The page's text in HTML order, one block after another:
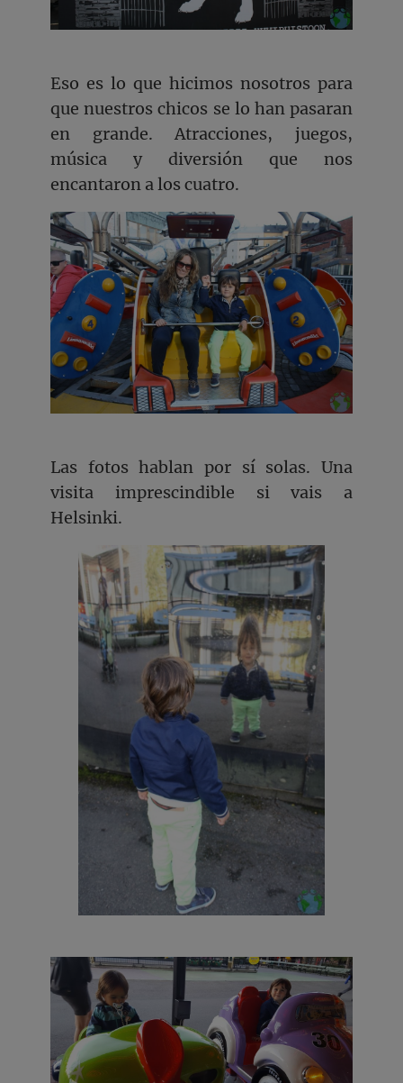
Eso es lo que hicimos nosotros para
que nuestros chicos se lo han pasaran
en grande. Atracciones, juegos,
música y diversión que nos
encantaron a los cuatro.
Las fotos hablan por sí solas. Una
visita imprescindible si vais a
Helsinki.